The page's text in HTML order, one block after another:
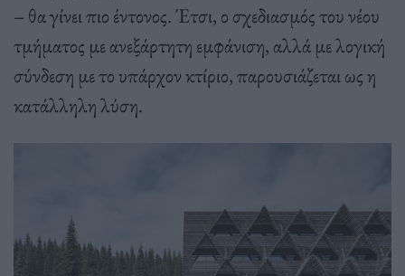
– θα γίνει πιο έντονος. Έτσι, ο σχεδιασμός του νέου
τμήματος με ανεξάρτητη εμφάνιση, αλλά με λογική
σύνδεση με το υπάρχον κτίριο, παρουσιάζεται ως η
κατάλληλη λύση.